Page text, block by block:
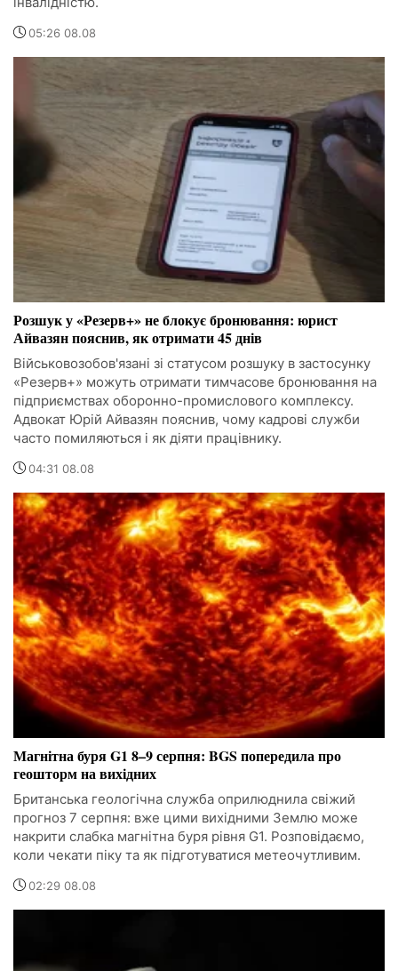
05:26 08.08
Розшук у «Резерв+» не блокує бронювання: юрист
Айвазян пояснив, як отримати 45 днів
Військовозобов'язані зі статусом розшуку в застосунку
«Резерв+» можуть отримати тимчасове бронювання на
підприємствах оборонно-промислового комплексу.
Адвокат Юрій Айвазян пояснив, чому кадрові служби
часто помиляються і як діяти працівнику.
04:31 08.08
Магнітна буря G1 8–9 серпня: BGS попередила про
геошторм на вихідних
Британська геологічна служба оприлюднила свіжий
прогноз 7 серпня: вже цими вихідними Землю може
накрити слабка магнітна буря рівня G1. Розповідаємо,
коли чекати піку та як підготуватися метеочутливим.
02:29 08.08